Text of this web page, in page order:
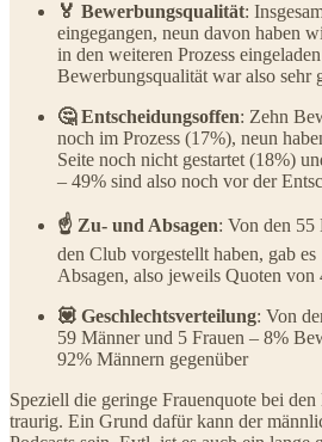
🏅 Bewerbungsqualität:
eingegangen, neun davon haben
in den weiteren Prozess
Bewerbungsqualität war also sehr
🤔 Entscheidungsoffen: Zehn
noch im Prozess (17%), neun
Seite noch nicht gestartet (18%)
– 49% sind also noch vor der
☝️ Zu- und Absagen: Von den 55
den Club vorgestellt haben, gab
Absagen, also jeweils Quoten von
💟 Geschlechtsverteilung: Von
59 Männer und 5 Frauen – 8%
92% Männern gegenüber
Speziell die geringe Frauenquote bei
traurig. Ein Grund dafür kann der